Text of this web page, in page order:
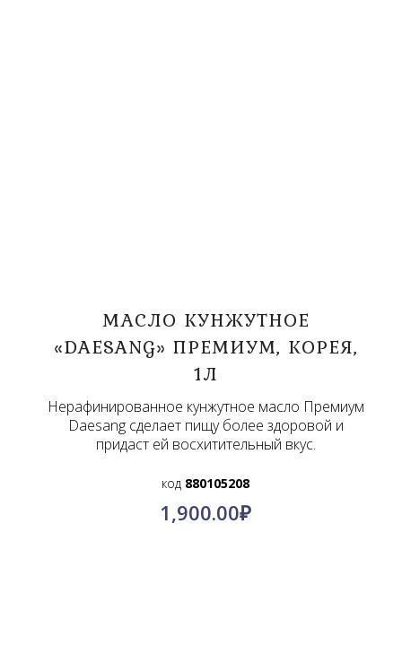
МАСЛО КУНЖУТНОЕ
«DAESANG» ПРЕМИУМ, КОРЕЯ,
1Л
Нерафинированное кунжутное масло Премиум
Daesang сделает пищу более здоровой и
придаст ей восхитительный вкус.
код 880105208
1,900.00₽